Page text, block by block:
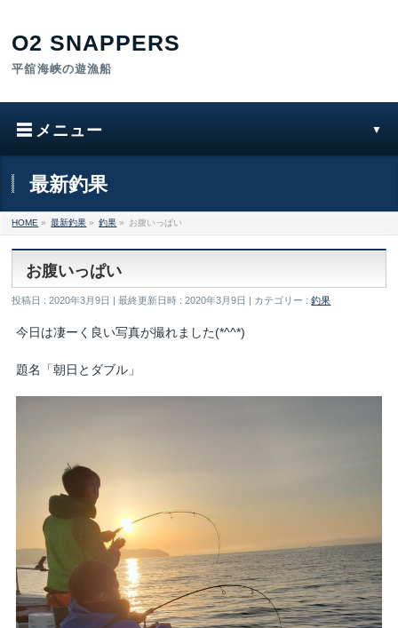
最新釣果
HOME » 最新釣果 » 釣果 » お腹いっぱい
お腹いっぱい
投稿日 : 2020年3月9日 最終更新日時 : 2020年3月9日 カテゴリー :釣果
今日は凄ーく良い写真が撮れました(*^^*)
題名「朝日とダブル」